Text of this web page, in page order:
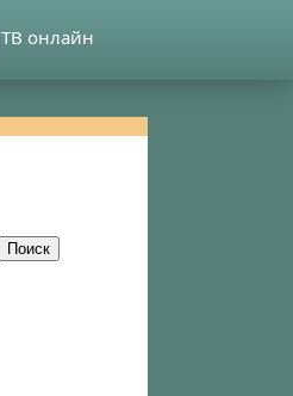
ТВ онлайн
Поиск